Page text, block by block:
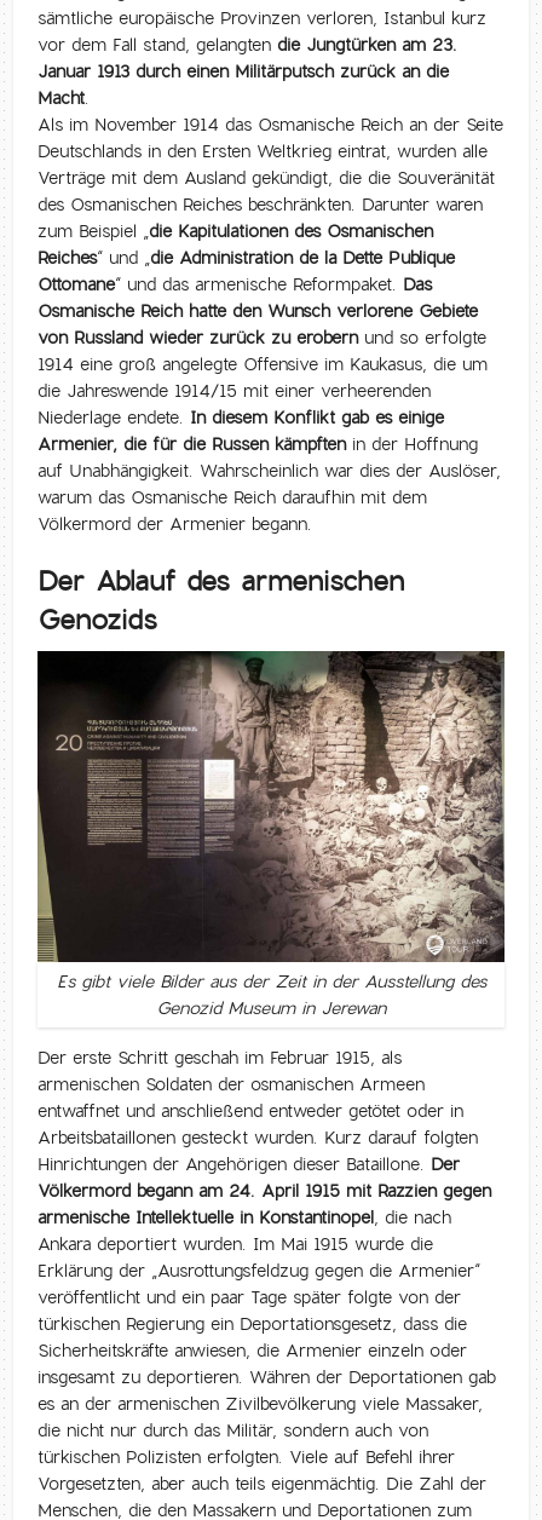
sämtliche europäische Provinzen verloren, Istanbul kurz
vor dem Fall stand, gelangtendie Jungtürken am 23.
Januar 1913 durch einen Militärputsch zurück an die
Macht.
Als im November 1914 das Osmanische Reich an der Seite
Deutschlands in den Ersten Weltkrieg eintrat, wurden alle
Verträge mit dem Ausland gekündigt, die die Souveränität
des Osmanischen Reiches beschränkten. Darunter waren
zum Beispiel „die Kapitulationen des Osmanischen
Reiches“ und „die Administration de la Dette Publique
Ottomane“ und das armenische Reformpaket. Das
Osmanische Reich hatte den Wunsch verlorene Gebiete
von Russland wieder zurück zu erobernund so erfolgte
1914 eine groß angelegte Offensive im Kaukasus, die um
die Jahreswende 1914/15 mit einer verheerenden
Niederlage endete. In diesem Konflikt gab es einige
Armenier, die für die Russen kämpftenin der Hoffnung
auf Unabhängigkeit. Wahrscheinlich war dies der Auslöser,
warum das Osmanische Reich daraufhin mit dem
Völkermord der Armenier begann.
Der Ablauf des armenischen
Genozids
Es gibt viele Bilder aus der Zeit in der Ausstellung des
Genozid Museum in Jerewan
Der erste Schritt geschah im Februar 1915, als
armenischen Soldaten der osmanischen Armeen
entwaffnet und anschließend entweder getötet oder in
Arbeitsbataillonen gesteckt wurden. Kurz darauf folgten
Hinrichtungen der Angehörigen dieser Bataillone. Der
Völkermord begann am 24. April 1915 mit Razzien gegen
armenische Intellektuelle in Konstantinopel, die nach
Ankara deportiert wurden. Im Mai 1915 wurde die
Erklärung der „Ausrottungsfeldzug gegen die Armenier“
veröffentlicht und ein paar Tage später folgte von der
türkischen Regierung ein Deportationsgesetz, dass die
Sicherheitskräfte anwiesen, die Armenier einzeln oder
insgesamt zu deportieren. Währen der Deportationen gab
es an der armenischen Zivilbevölkerung viele Massaker,
die nicht nur durch das Militär, sondern auch von
türkischen Polizisten erfolgten. Viele auf Befehl ihrer
Vorgesetzten, aber auch teils eigenmächtig. Die Zahl der
Menschen, die den Massakern und Deportationen zum